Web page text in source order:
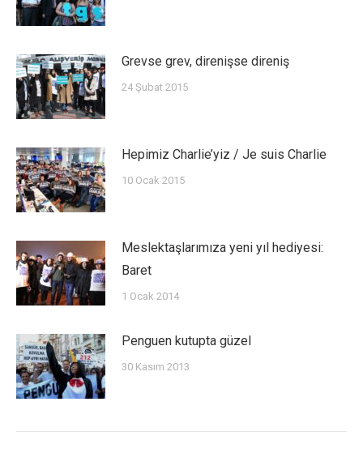
Grevse grev, direnişse direniş
24 Şubat 2015
Hepimiz Charlie’yiz / Je suis Charlie
10 Ocak 2015
Meslektaşlarımıza yeni yıl hediyesi:
Baret
1 Ocak 2014
Penguen kutupta güzel
30 Kasım 2013